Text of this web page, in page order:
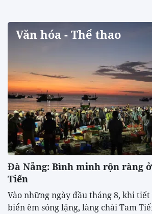
Văn hóa - Thể thao
Đà Nẵng: Bình minh rộn ràng
Tiến
Vào những ngày đầu tháng 8, khi
biển êm sóng lặng, làng chài Tam